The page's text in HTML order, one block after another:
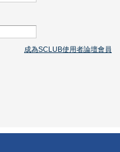
成為SCLUB使用者論壇會員